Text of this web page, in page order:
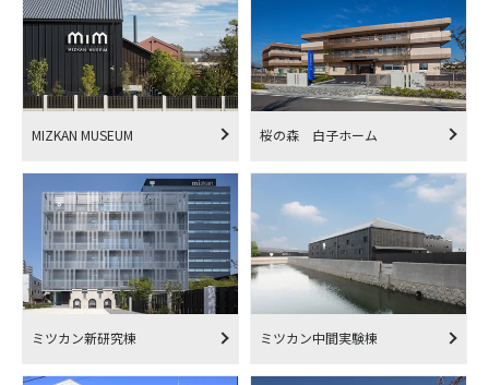
MIZKAN MUSEUM 桜の森 白子ホーム
ミツカン新研究棟 ミツカン中間実験棟